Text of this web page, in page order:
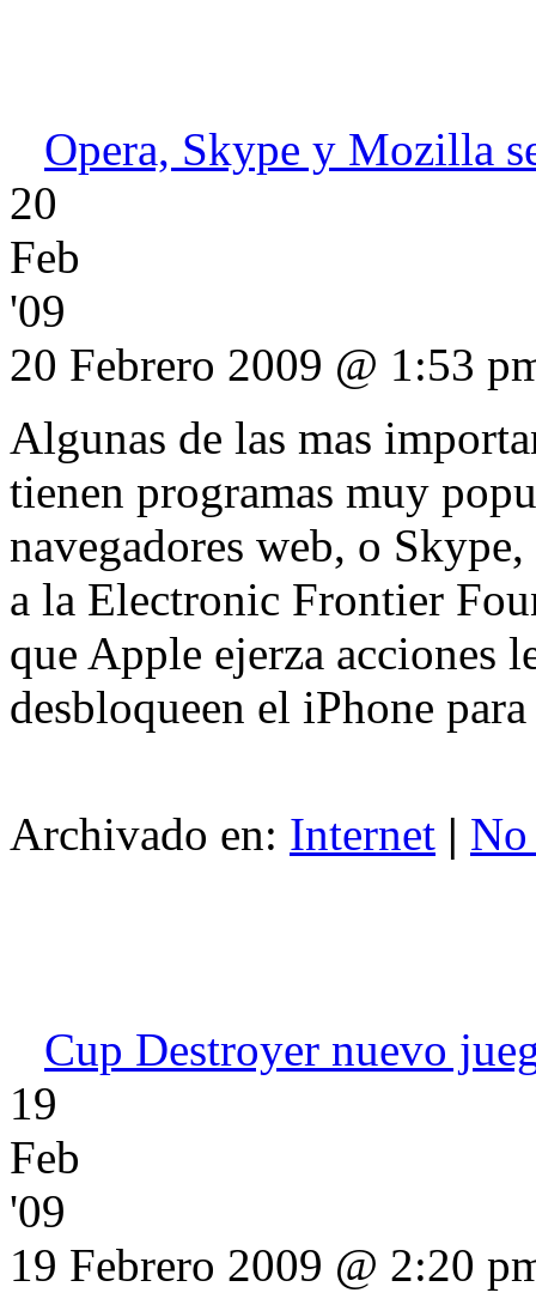
Opera, Skype y Mozilla
20
Feb
'09
20 Febrero 2009 @ 1:53
Algunas de las mas
tienen programas muy
navegadores web, o
a la Electronic Frontier
que Apple ejerza acciones
desbloqueen el iPhone
Archivado en: Internet |
Cup Destroyer nuevo
19
Feb
'09
19 Febrero 2009 @ 2:20